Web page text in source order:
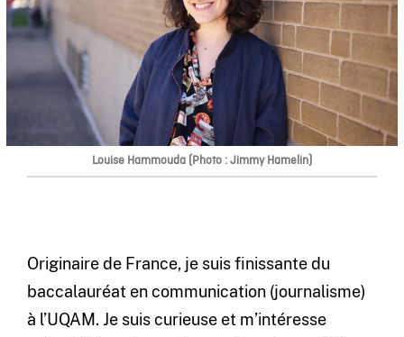
Louise Hammouda (Photo : Jimmy Hamelin)
Originaire de France, je suis finissante du
baccalauréat en communication (journalisme)
à l’UQAM. Je suis curieuse et m’intéresse